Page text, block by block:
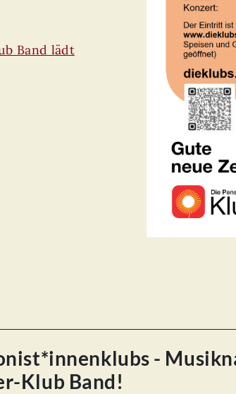
Band lädt
-
Klub Band!